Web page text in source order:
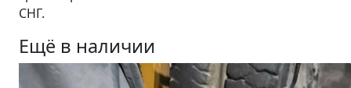
СНГ.
Ещё в наличии